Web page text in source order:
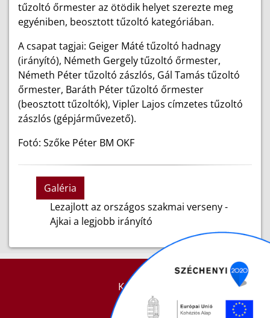
tűzoltó őrmester az ötödik helyet szerezte meg
egyéniben, beosztott tűzoltó kategóriában.
A csapat tagjai: Geiger Máté tűzoltó hadnagy
(irányító), Németh Gergely tűzoltó őrmester,
Németh Péter tűzoltó zászlós, Gál Tamás tűzoltó
őrmester, Baráth Péter tűzoltó őrmester
(beosztott tűzoltók), Vipler Lajos címzetes tűzoltó
zászlós (gépjárművezető).
Fotó: Szőke Péter BM OKF
Galéria
Lezajlott az országos szakmai verseny -
Ajkai a legjobb irányító
KAPCSOLAT
IMPRESSZUM